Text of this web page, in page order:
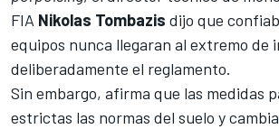
FIA Nikolas Tombazis dijo que
equipos nunca llegaran al extremo
deliberadamente el reglamento.
Sin embargo, afirma que las medidas
estrictas las normas del suelo y